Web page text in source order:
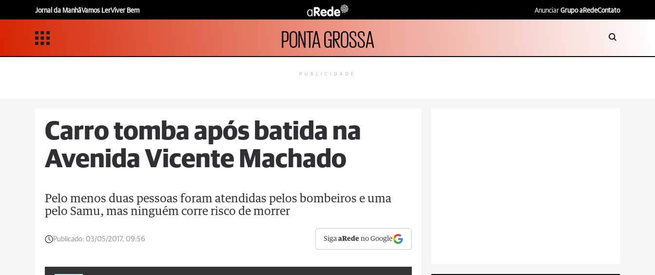
Jornal da ManhãVamos LerViver Bem Anunciar Grupo aRedeContato
PONTA GROSSA
PUBLICIDADE
Carro tomba após batida na
Avenida Vicente Machado
Pelo menos duas pessoas foram atendidas pelos bombeiros e uma
pelo Samu, mas ninguém corre risco de morrer
Publicado: 03/05/2017, 09:56 SigaaRede no Google